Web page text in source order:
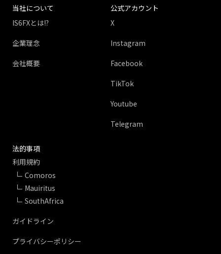
当社について
IS6FXとは!?
企業理念
会社概要
公式アカウント
X
Instagram
Facebook
TikTok
Youtube
Telegram
法的事項
利用規約
Comoros
Mauiritus
SouthAfrica
ガイドライン
プライバシーポリシー